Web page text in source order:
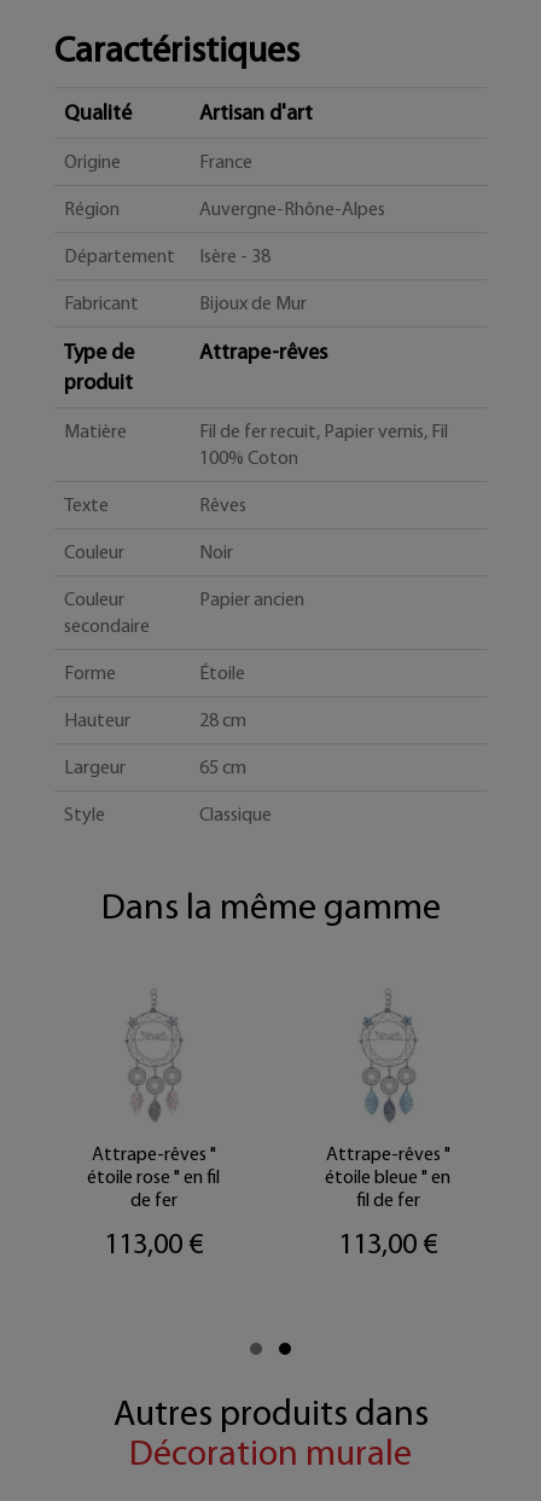
Caractéristiques
Qualité Artisan d'art
Origine France
Région Auvergne-Rhône-Alpes
Département Isère - 38
Fabricant Bijoux de Mur
Type de
produit
Attrape-rêves
Matière
Fil de fer recuit, Papier vernis, Fil
100% Coton
Texte Rêves
Couleur Noir
Couleur
secondaire
Papier ancien
Forme Étoile
Hauteur 28 cm
Largeur 65 cm
Style Classique
Dans la même gamme
Attrape-rêves "
étoile rose " en fil
de fer
113,00 €
Attrape-rêves "
étoile bleue " en
fil de fer
113,00 €
Autres produits dans
Décoration murale